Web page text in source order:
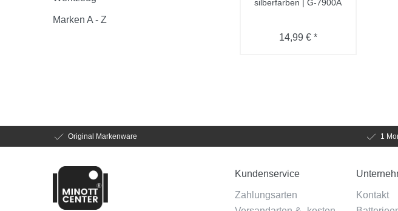
Marken A - Z
silberfarben | G-7900A
14,99 € *
Original Markenware 1
Kundenservice
Zahlungsarten
Kontakt